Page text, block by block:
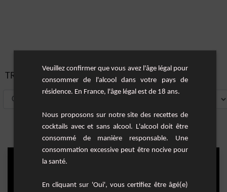
TRIER PAR:
Veuillez confirmer que vous avez l'âge légal pour
consommer de l'alcool dans votre pays de
résidence. En France, l'âge légal est de 18 ans.
Nous proposons sur notre site des recettes de
cocktails avec et sans alcool. L'alcool doit être
consommé de manière responsable. Une
consommation excessive peut être nocive pour
la santé.
En cliquant sur 'Oui', vous certifiez être âgé(e)